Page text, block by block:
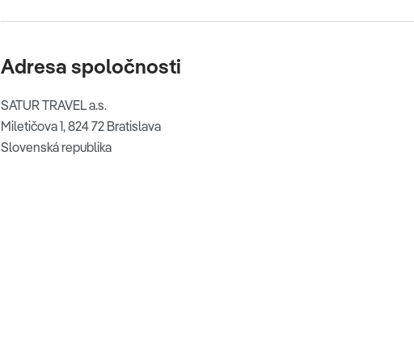
Adresa spoločnosti
SATUR TRAVEL a.s.
Miletičova 1, 824 72 Bratislava
Slovenská republika